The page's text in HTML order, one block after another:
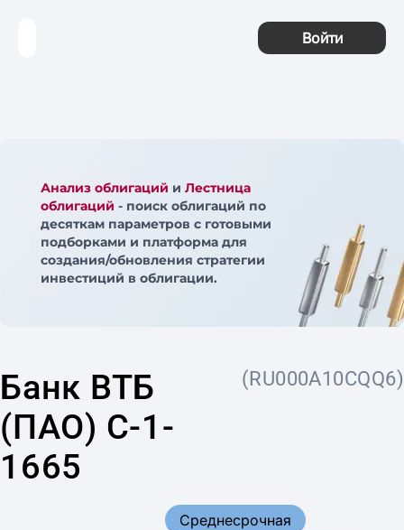
Войти
Анализ облигаций и Лестница
облигаций - поиск облигаций по
десяткам параметров с готовыми
подборками и платформа для
создания/обновления стратегии
инвестиций в облигации.
Банк ВТБ
(ПАО) С-1-
1665
(RU000A10CQQ6)
Среднесрочная